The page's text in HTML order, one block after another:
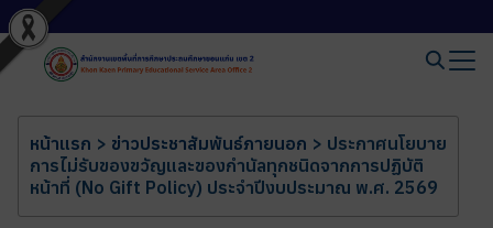
หน้าแรก > ข่าวประชาสัมพันธ์ภายนอก > ประกาศนโยบาย
การไม่รับของขวัญและของกำนัลทุกชนิดจากการปฏิบัติ
หน้าที่ (No Gift Policy) ประจำปีงบประมาณ พ.ศ. 2569